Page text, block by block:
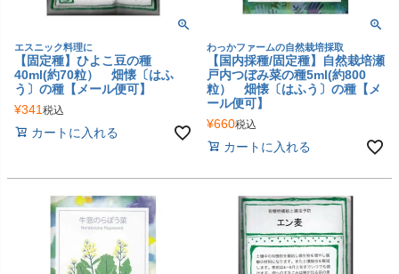
エスニック料理に
【固定種】ひよこ豆の種
40ml(約70粒） 畑懐〔はふ
う〕の種【メール便可】
¥341 税込
カートに入れる
わっかファームの自然栽培採取
【国内採種/固定種】自然栽培瀬
戸内つぼみ菜の種5ml(約800
粒） 畑懐〔はふう〕の種【メ
ール便可】
¥660税込
カートに入れる